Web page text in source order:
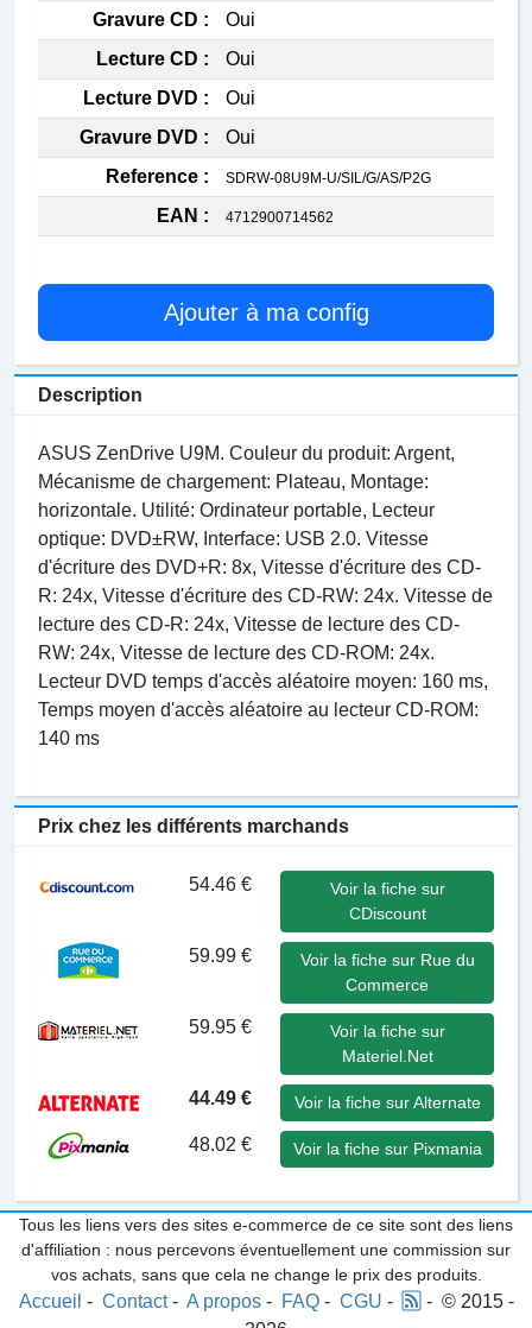
Gravure CD :
Oui
Lecture CD :
Oui
Lecture DVD :
Oui
Gravure DVD :
Oui
Reference :
SDRW-08U9M-U/SIL/G/AS/P2G
EAN : 4712900714562
Ajouter à ma config
Description
ASUS ZenDrive U9M. Couleur du produit: Argent,
Mécanisme de chargement: Plateau, Montage:
horizontale. Utilité: Ordinateur portable, Lecteur
optique: DVD±RW, Interface: USB 2.0. Vitesse
d'écriture des DVD+R: 8x, Vitesse d'écriture des CD-
R: 24x, Vitesse d'écriture des CD-RW: 24x. Vitesse de
lecture des CD-R: 24x, Vitesse de lecture des CD-
RW: 24x, Vitesse de lecture des CD-ROM: 24x.
Lecteur DVD temps d'accès aléatoire moyen: 160 ms,
Temps moyen d'accès aléatoire au lecteur CD-ROM:
140 ms
Prix chez les différents marchands
54.46 €
Voir la fiche sur
CDiscount
59.99 €
Voir la fiche sur Rue du
Commerce
59.95 €
Voir la fiche sur
Materiel.Net
44.49 € Voir la fiche sur Alternate
48.02 € Voir la fiche sur Pixmania
Tous les liens vers des sites e-commerce de ce site sont des liens
d'affiliation : nous percevons éventuellement une commission sur
vos achats, sans que cela ne change le prix des produits.
Accueil - Contact- A propos- FAQ- CGU -
- © 2015 -